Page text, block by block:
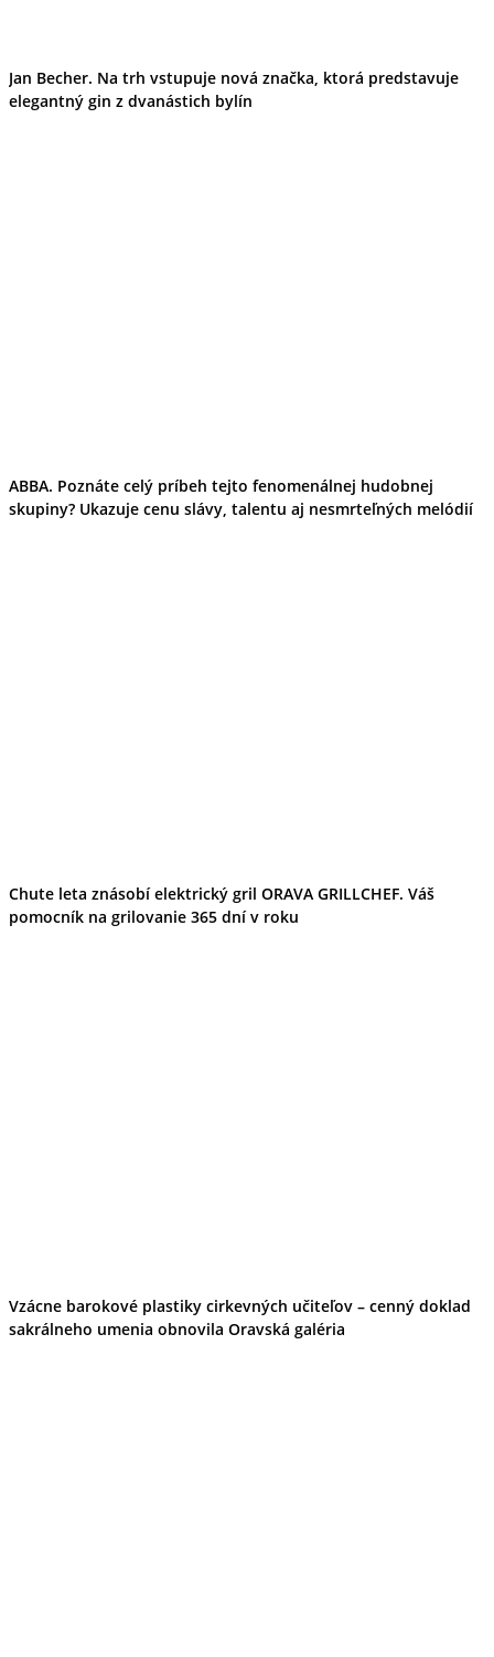
Jan Becher. Na trh vstupuje nová značka, ktorá predstavuje
elegantný gin z dvanástich bylín
ABBA. Poznáte celý príbeh tejto fenomenálnej hudobnej
skupiny? Ukazuje cenu slávy, talentu aj nesmrteľných melódií
Chute leta znásobí elektrický gril ORAVA GRILLCHEF. Váš
pomocník na grilovanie 365 dní v roku
Vzácne barokové plastiky cirkevných učiteľov – cenný doklad
sakrálneho umenia obnovila Oravská galéria